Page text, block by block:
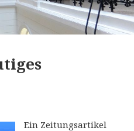
Ein Zeitungsartikel